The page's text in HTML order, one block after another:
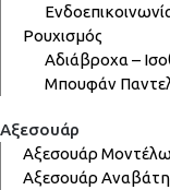
Ρουχισμός
Αδιάβροχα –
Μπουφάν
Αξεσουάρ
Αξεσουάρ
Αξεσουάρ Αναβάτη